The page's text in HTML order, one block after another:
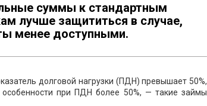
суммы к стандартным
лучше защититься в случае,
менее доступными.
долговой нагрузки (ПДН) превышает 50%,
при ПДН более 50%, — такие займы